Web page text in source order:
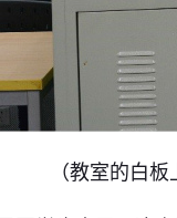
（教室的白